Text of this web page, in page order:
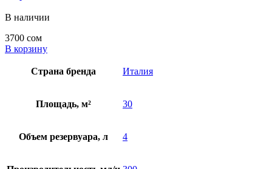
В наличии
3700 сом
В корзину
Страна бренда Италия
Площадь, м² 30
Объем резервуара, л 4